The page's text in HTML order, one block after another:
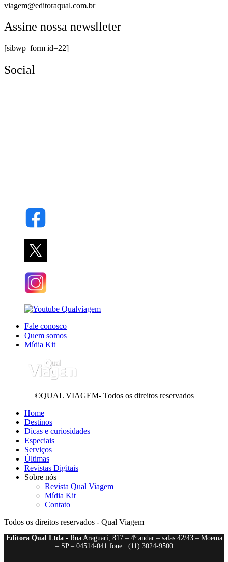
viagem@editoraqual.com.br
Assine nossa newslleter
[sibwp_form id=22]
Social
Fale conosco
Quem somos
Mídia Kit
©QUAL VIAGEM- Todos os direitos reservados
Home
Destinos
Dicas e curiosidades
Especiais
Serviços
Últimas
Revistas Digitais
Sobre nós
Revista Qual Viagem
Mídia Kit
Contato
Todos os direitos reservados - Qual Viagem
Editora Qual Ltda- Rua Araguari, 817 – 4º andar – salas 42/43 – Moema
– SP – 04514-041 fone : (11) 3024-9500